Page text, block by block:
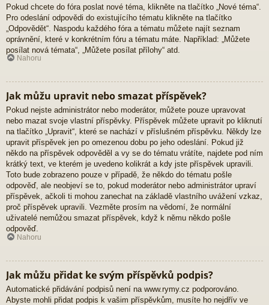
Pokud chcete do fóra poslat nové téma, klikněte na tlačítko „Nové téma“.
Pro odeslání odpovědi do existujícího tématu klikněte na tlačítko
„Odpovědět“. Naspodu každého fóra a tématu můžete najít seznam
oprávnění, které v konkrétním fóru a tématu máte. Například: „Můžete
posílat nová témata“, „Můžete posílat přílohy“ atd.
Nahoru
Jak můžu upravit nebo smazat příspěvek?
Pokud nejste administrátor nebo moderátor, můžete pouze upravovat
nebo mazat svoje vlastní příspěvky. Příspěvek můžete upravit po kliknutí
na tlačítko „Upravit“, které se nachází v příslušném příspěvku. Někdy lze
upravit příspěvek jen po omezenou dobu po jeho odeslání. Pokud již
někdo na příspěvek odpověděl a vy se do tématu vrátíte, najdete pod ním
krátký text, ve kterém je uvedeno kolikrát a kdy jste příspěvek upravili.
Toto bude zobrazeno pouze v případě, že někdo do tématu pošle
odpověď, ale neobjeví se to, pokud moderátor nebo administrátor upraví
příspěvek, ačkoli ti mohou zanechat na základě vlastního uvážení vzkaz,
proč příspěvek upravili. Vezměte prosím na vědomí, že normální
uživatelé nemůžou smazat příspěvek, když k němu někdo pošle
odpověď.
Nahoru
Jak můžu přidat ke svým příspěvků podpis?
Automatické přidávání podpisů není na www.rymy.cz podporováno.
Abyste mohli přidat podpis k vašim příspěvkům, musíte ho nejdřív ve